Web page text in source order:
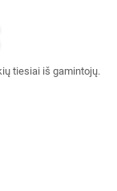
tiesiai iš gamintojų.